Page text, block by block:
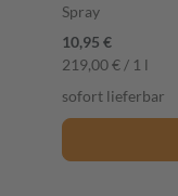
Spray
10,95 €
219,00 € / 1 l
sofort lieferbar